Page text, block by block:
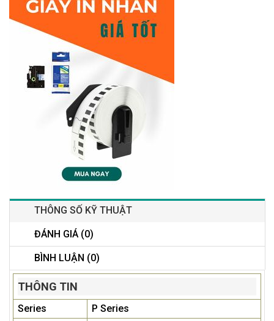
THÔNG SỐ KỸ THUẬT
ĐÁNH GIÁ (0)
BÌNH LUẬN (0)
THÔNG TIN
Series
P Series